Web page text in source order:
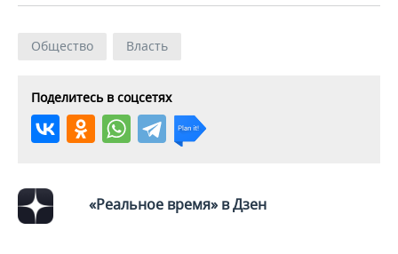
ВОДНЫЕ ВИДЫ СПОРТА
ХОККЕЙ С МЯЧОМ
ОБРАЗОВАНИЕ
ПРОИСШЕСТВИЯ
Общество Власть
Поделитесь в соцсетях
«Реальное время» в Дзен